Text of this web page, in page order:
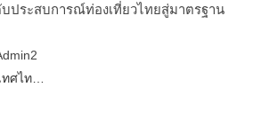
บประสบการณ์ท่องเที่ยวไทยสู่มาตรฐาน
ศไท…